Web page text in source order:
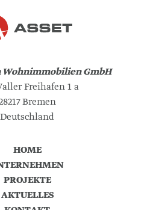
Wohnimmobilien GmbH
Freihafen 1 a
Bremen
Deutschland
HOME
PROJEKTE
AKTUELLES